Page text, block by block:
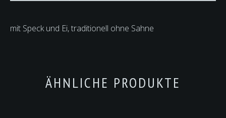
mit Speck und Ei, traditionell ohne Sahne
ÄHNLICHE PRODUKTE